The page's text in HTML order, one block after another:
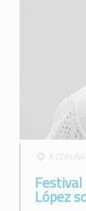
A CORUÑA
López